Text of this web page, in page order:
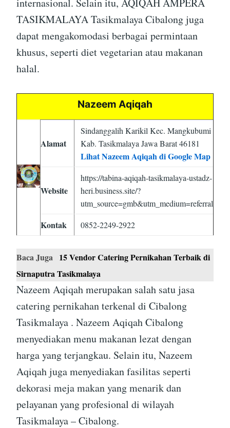
TASIKMALAYA Tasikmalaya Cibalong juga
dapat mengakomodasi berbagai permintaan
khusus, seperti diet vegetarian atau makanan
halal.
Nazeem Aqiqah
Alamat
Sindanggalih Karikil Kec. Mangkubumi
Kab. Tasikmalaya Jawa Barat 46181
Lihat Nazeem Aqiqah di Google Map
Website
https://tabina-aqiqah-tasikmalaya-ustadz-
heri.business.site/?
utm_source=gmb&utm_medium=referral
Kontak 0852-2249-2922
Baca Juga 15 Vendor Catering Pernikahan Terbaik di
Sirnaputra Tasikmalaya
Nazeem Aqiqah merupakan salah satu jasa
catering pernikahan terkenal di Cibalong
Tasikmalaya . Nazeem Aqiqah Cibalong
menyediakan menu makanan lezat dengan
harga yang terjangkau. Selain itu, Nazeem
Aqiqah juga menyediakan fasilitas seperti
dekorasi meja makan yang menarik dan
pelayanan yang profesional di wilayah
Tasikmalaya – Cibalong.